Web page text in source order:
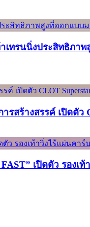
เทรนนิ่งประสิทธิ
รสร้างสรรค์ เปิดตัว
เปิดตัว รอง